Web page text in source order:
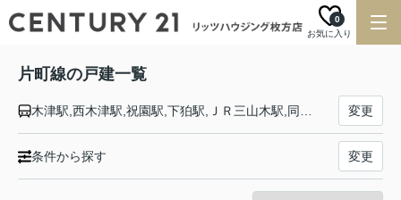
お気に入り
0
片町線の戸建一覧
変更
条件から探す 変更